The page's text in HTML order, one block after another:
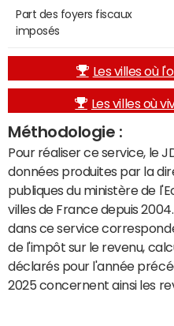
Part des foyers fiscaux
imposés
Les villes où
Les villes où
Méthodologie :
Pour réaliser ce service, le
données produites par la
publiques du ministère de
villes de France depuis
dans ce service
de l'impôt sur le revenu,
déclarés pour l'année
2025 concernent ainsi les